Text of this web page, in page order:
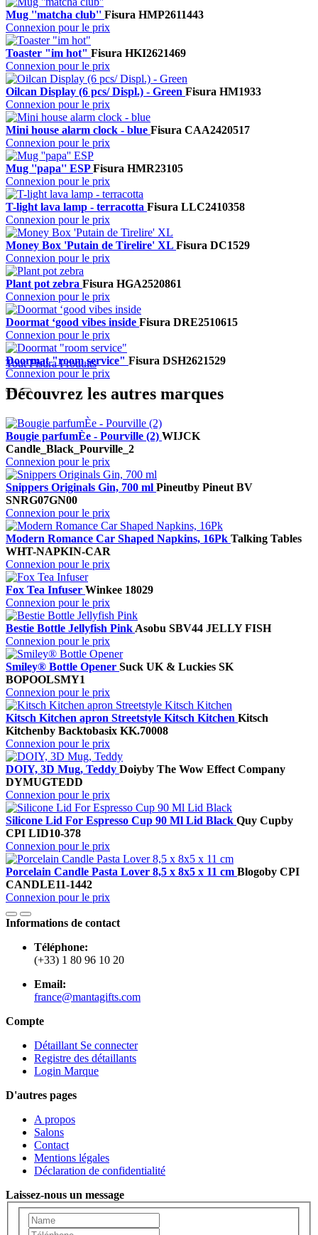
Mug ''matcha club'' Fisura HMP2611443
Connexion pour le prix
Toaster "im hot" Fisura HKI2621469
Connexion pour le prix
Oilcan Display (6 pcs/ Displ.) - Green Fisura HM1933
Connexion pour le prix
Mini house alarm clock - blue Fisura CAA2420517
Connexion pour le prix
Mug ''papa'' ESPFisura HMR23105
Connexion pour le prix
T-light lava lamp - terracotta Fisura LLC2410358
Connexion pour le prix
Money Box 'Putain de Tirelire' XL Fisura DC1529
Connexion pour le prix
Plant pot zebra Fisura HGA2520861
Connexion pour le prix
Doormat ‘good vibes inside Fisura DRE2510615
Connexion pour le prix
Doormat "room service" Fisura DSH2621529
Connexion pour le prix
Tout Fisura Produits
Découvrez les autres marques
Bougie parfumÈe - Pourville (2) WIJCK
Candle_Black_Pourville_2
Connexion pour le prix
Snippers Originals Gin, 700 ml Pineutby Pineut BV
SNRG07GN00
Connexion pour le prix
Modern Romance Car Shaped Napkins, 16Pk Talking Tables
WHT-NAPKIN-CAR
Connexion pour le prix
Fox Tea Infuser Winkee 18029
Connexion pour le prix
Bestie Bottle Jellyfish PinkAsobu SBV44 JELLY FISH
Connexion pour le prix
Smiley® Bottle Opener Suck UK & Luckies SK
BOPOOLSMY1
Connexion pour le prix
Kitsch Kitchen apron Streetstyle Kitsch Kitchen Kitsch
Kitchenby Backtobasix KK.70008
Connexion pour le prix
DOIY, 3D Mug, Teddy Doiyby The Wow Effect Company
DYMUGTEDD
Connexion pour le prix
Silicone Lid For Espresso Cup 90 Ml Lid Black Quy Cupby
CPI LID10-378
Connexion pour le prix
Porcelain Candle Pasta Lover 8,5 x 8x5 x 11 cm Blogoby CPI
CANDLE11-1442
Connexion pour le prix
Informations de contact
Téléphone:
(+33) 1 80 96 10 20
Email:
france@mantagifts.com
Compte
Détaillant Se connecter
Registre des détaillants
Login Marque
D'autres pages
A propos
Salons
Contact
Mentions légales
Déclaration de confidentialité
Laissez-nous un message